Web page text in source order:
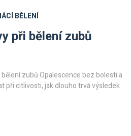
BĚLENÍ
při bělení zubů
zubů Opalescence bez bolesti a
při citlivosti, jak dlouho trvá výsledek